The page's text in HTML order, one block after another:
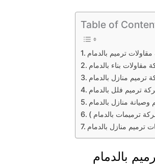
Table of
ترميم بالدمام
ترميم فلل بالدمام
ترميمات بالدمام )
بالدمام